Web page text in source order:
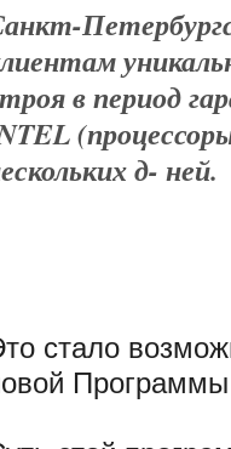
в период
д- ней.
стало
Программы